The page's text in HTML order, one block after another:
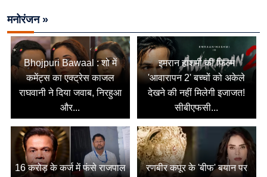
मनोरंजन »
Bhojpuri Bawaal : शो में
कमेंट्स का एक्ट्रेस काजल
राघवानी ने दिया जवाब, निरहुआ
और...
इमरान हाशमी की फिल्म
'आवारापन 2' बच्चों को अकेले
देखने की नहीं मिलेगी इजाजत!
सीबीएफसी...
16 करोड़ के कर्ज में फंसे राजपाल
रणबीर कपूर के 'बीफ' बयान पर